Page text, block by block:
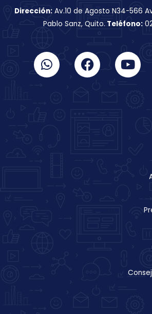
Dirección: Av.10 de Agosto N34-566
Pablo Sanz, Quito. Teléfono: